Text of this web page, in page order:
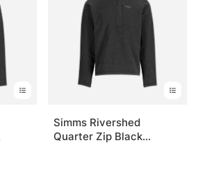
Simms Rivershed
Quarter Zip Black